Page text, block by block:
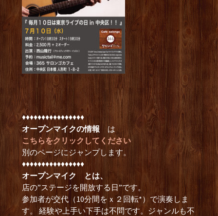
♦︎♦︎♦︎♦︎♦︎♦︎♦︎♦︎♦︎♦︎♦︎♦︎♦︎♦︎♦︎♦︎
オープンマイクの情報 は
こちらをクリックしてください
別のページにジャンプします。
♦︎♦︎♦︎♦︎♦︎♦︎♦︎♦︎♦︎♦︎♦︎♦︎♦︎♦︎♦︎♦︎
オープンマイク とは、
店の”ステージを開放する日”です。
参加者が交代（10分間をｘ２回転*）で演奏しま
す。 経験や上手い下手は不問です。ジャンルも不